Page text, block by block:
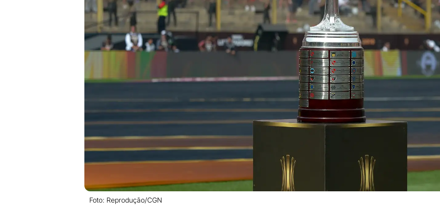
Foto: Reprodução/CGN